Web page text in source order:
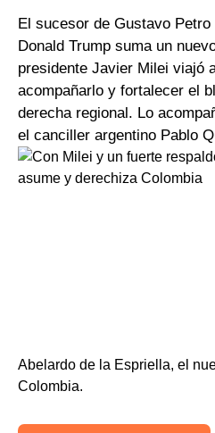
El sucesor de Gustavo
Donald Trump suma un
presidente Javier Milei viajó
acompañarlo y fortalecer el
derecha regional. Lo
el canciller argentino Pablo
Abelardo de la Espriella, el
Colombia.